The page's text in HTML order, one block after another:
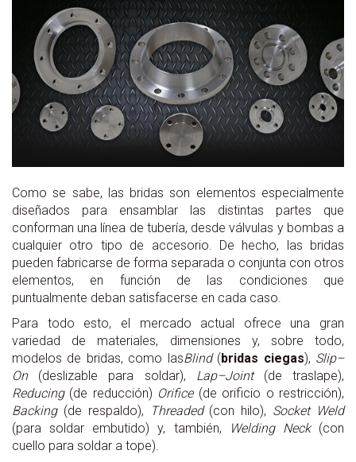
Como se sabe, las bridas son elementos especialmente
diseñados para ensamblar las distintas partes que
conforman una línea de tubería, desde válvulas y bombas a
cualquier otro tipo de accesorio. De hecho, las bridas
pueden fabricarse de forma separada o conjunta con otros
elementos, en función de las condiciones que
puntualmente deban satisfacerse en cada caso.
Para todo esto, el mercado actual ofrece una gran
variedad de materiales, dimensiones y, sobre todo,
modelos de bridas, como lasBlind(bridas ciegas), Slip–
On(deslizable para soldar), Lap–Joint(de traslape),
Reducing(de reducción) Orifice(de orificio o restricción),
Backing(de respaldo), Threaded(con hilo), Socket Weld
(para soldar embutido) y, también,
Welding Neck(con
cuello para soldar a tope).